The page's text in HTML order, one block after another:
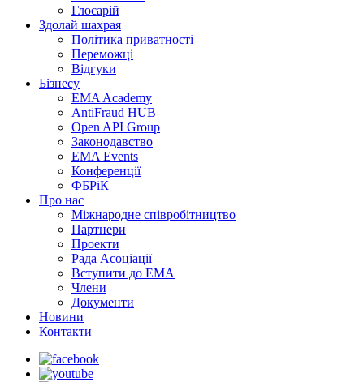
Глосарій
Здолай шахрая
Політика приватності
Переможцi
Відгуки
Бізнесу
EMA Academy
AntiFraud HUB
Open API Group
Законодавство
EMA Events
Конференції
ФБРіК
Про нас
Міжнародне співробітництво
Партнери
Проекти
Рада Асоціації
Вступити до ЕМА
Члени
Документи
Новини
Контакти